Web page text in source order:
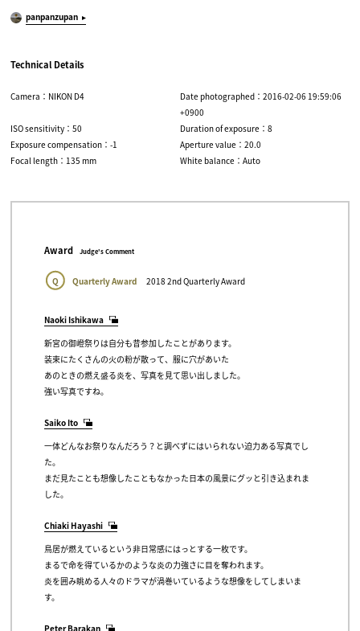
panpanzupan
Technical Details
Camera：NIKON D4
Date photographed：2016-02-06 19:59:06
+0900
ISO sensitivity：50
Duration of exposure：8
Exposure compensation：-1
Aperture value：20.0
Focal length：135 mm
White balance：Auto
Award Judge's Comment
Q Quarterly Award 2018 2nd Quarterly Award
Naoki Ishikawa
新宮の御嶝祭りは自分も昔参加したことがあります。
装束にたくさんの火の粉が散って、服に穴があいた
あのときの燃え盛る炎を、写真を見て思い出しました。
強い写真ですね。
Saiko Ito
一体どんなお祭りなんだろう？と調べずにはいられない迫力ある写真でし
た。
まだ見たことも想像したこともなかった日本の風景にグッと引き込まれま
した。
Chiaki Hayashi
鳥居が燃えているという非日常感にはっとする一枚です。
まるで命を得ているかのような炎の力強さに目を奪われます。
炎を囲み眺める人々のドラマが渦巻いているような想像をしてしまいま
す。
Peter Barakan